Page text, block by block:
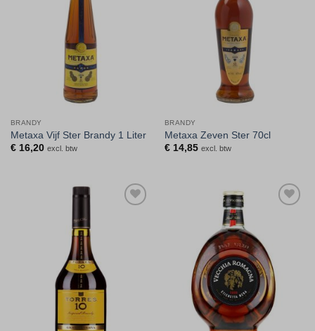
BRANDY
Metaxa Vijf Ster Brandy 1 Liter
€16,20 excl. btw
BRANDY
Metaxa Zeven Ster 70cl
€14,85 excl. btw
verlanglijst